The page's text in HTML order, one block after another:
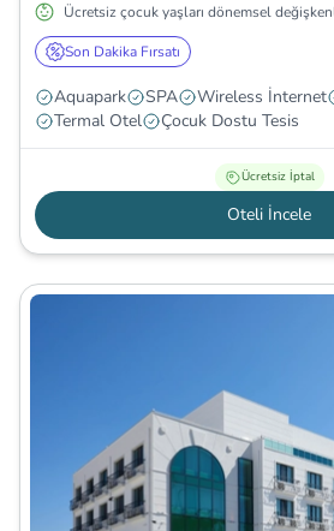
Ücretsiz çocuk yaşları dönemsel
Son Dakika Fırsatı
Aquapark SPA Wireless İnternet
Termal Otel
Çocuk Dostu Tesis
Ücretsiz İptal
Oteli İncele